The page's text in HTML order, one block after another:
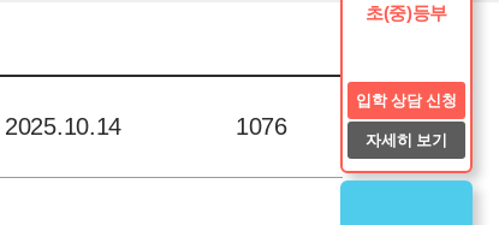
초(중)등부
입학 상담 신청
자세히 보기
2025.10.14 1076